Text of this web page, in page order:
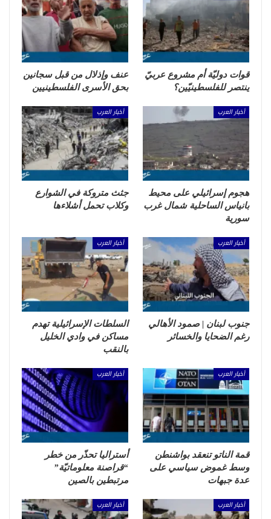
قوات دوليّة أم مشروع عربيّ
ينتصر للفلسطينيّين؟
عنف وإذلال من قبل سجانين
بحق الأسرى الفلسطينيين
أخبار العرب
هجوم إسرائيلي على محيط
بانياس الساحلية شمال غرب
سورية
أخبار العرب
جثث متروكة في الشوارع
وكلاب تحمل أشلاءها
أخبار العرب
جنوب لبنان | صمود الأهالي
رغم الضحايا والخسائر
أخبار العرب
السلطات الإسرائيلية تهدم
مساكن في وادي الخليل
بالنقب
أخبار العرب
قمة الناتو تنعقد بواشنطن
وسط غموض سياسي على
عدة جبهات
أخبار العرب
أستراليا تحذّر من خطر
“قراصنة معلوماتيّة”
مرتبطين بالصين
أخبار العرب أخبار العرب